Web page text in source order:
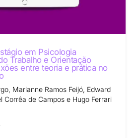
em Psicologia
Trabalho e Orientação
entre teoria e prática no
Marianne Ramos Feijó, Edward
Corrêa de Campos e Hugo Ferrari